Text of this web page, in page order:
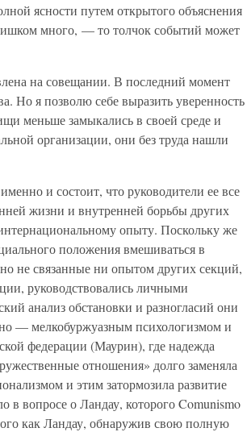
ясности путем открытого объяснения
много, — то толчок событий может
на совещании. В последний момент
Но я позволю себе выразить уверенность
меньше замыкались в своей среде и
организации, они без труда нашли
и состоит, что руководители ее все
жизни и внутренней борьбы других
опыту. Поскольку же
положения вмешиваться в
не связанные ни опытом других секций,
руководствовались личными
анализ обстановки и разногласий они
— мелкобуржуазным психологизмом и
федерации (Маурин), где надежда
отношения» долго заменяла
и этим затормозила развитие
вопросе о Ландау, которого Comunismo
как Ландау, обнаружив свою полную